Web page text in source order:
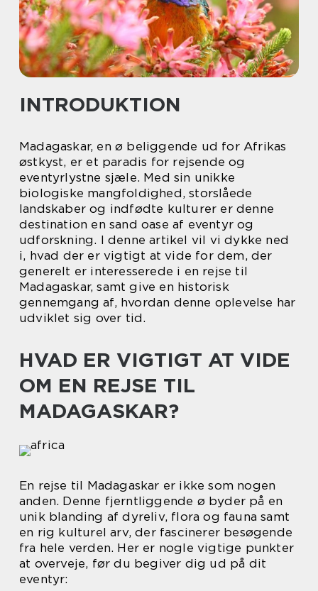
INTRODUKTION
Madagaskar, en ø beliggende ud for Afrikas
østkyst, er et paradis for rejsende og
eventyrlystne sjæle. Med sin unikke
biologiske mangfoldighed, storslåede
landskaber og indfødte kulturer er denne
destination en sand oase af eventyr og
udforskning. I denne artikel vil vi dykke ned
i, hvad der er vigtigt at vide for dem, der
generelt er interesserede i en rejse til
Madagaskar, samt give en historisk
gennemgang af, hvordan denne oplevelse har
udviklet sig over tid.
HVAD ER VIGTIGT AT VIDE
OM EN REJSE TIL
MADAGASKAR?
En rejse til Madagaskar er ikke som nogen
anden. Denne fjerntliggende ø byder på en
unik blanding af dyreliv, flora og fauna samt
en rig kulturel arv, der fascinerer besøgende
fra hele verden. Her er nogle vigtige punkter
at overveje, før du begiver dig ud på dit
eventyr: